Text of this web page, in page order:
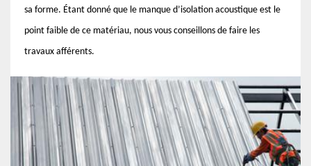
sa forme. Étant donné que le manque d’isolation acoustique est le
point faible de ce matériau, nous vous conseillons de faire les
travaux afférents.